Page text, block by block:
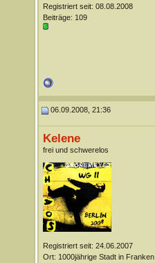
Registriert seit: 08.08.2008
Beiträge: 109
06.09.2008, 21:36
Kelene
frei und schwerelos
Registriert seit: 24.06.2007
Ort: 1000jährige Stadt in Franken